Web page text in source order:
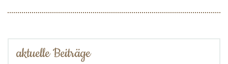
aktuelle Beiträge